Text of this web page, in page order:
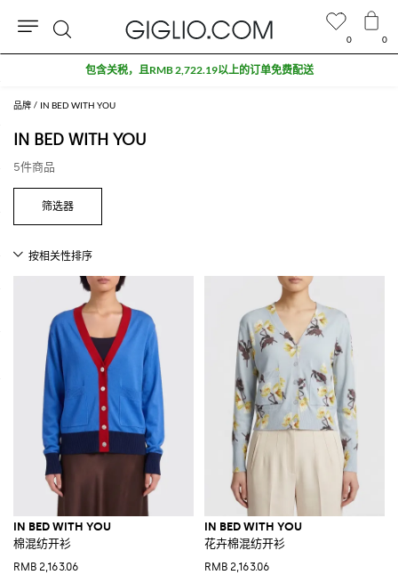
品牌 IN BED WITH YOU
IN BED WITH YOU
5件商品
IN BED WITH YOU
棉混纺开衫
RMB 2,163.06
IN BED WITH YOU
花卉棉混纺开衫
RMB 2,163.06
0 0
包含关税，且RMB 2,722.19以上的订单免费配送